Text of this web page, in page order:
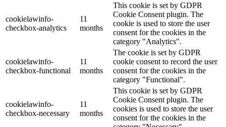
cookielawinfo-
checkbox-analytics
11
months
This cookie is set by GDPR
Cookie Consent plugin. The
cookie is used to store the user
consent for the cookies in the
category "Analytics".
cookielawinfo-
checkbox-functional
11
months
The cookie is set by GDPR
cookie consent to record the user
consent for the cookies in the
category "Functional".
cookielawinfo-
checkbox-necessary
11
months
This cookie is set by GDPR
Cookie Consent plugin. The
cookies is used to store the user
consent for the cookies in the